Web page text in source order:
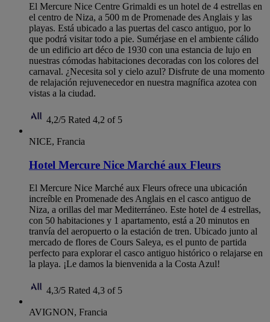
El Mercure Nice Centre Grimaldi es un hotel de 4 estrellas en
el centro de Niza, a 500 m de Promenade des Anglais y las
playas. Está ubicado a las puertas del casco antiguo, por lo
que podrá visitar todo a pie. Sumérjase en el ambiente cálido
de un edificio art déco de 1930 con una estancia de lujo en
nuestras cómodas habitaciones decoradas con los colores del
carnaval. ¿Necesita sol y cielo azul? Disfrute de una momento
de relajación rejuvenecedor en nuestra magnífica azotea con
vistas a la ciudad.
4,2/5 Rated 4,2 of 5
NICE, Francia
Hotel Mercure Nice Marché aux Fleurs
El Mercure Nice Marché aux Fleurs ofrece una ubicación
increíble en Promenade des Anglais en el casco antiguo de
Niza, a orillas del mar Mediterráneo. Este hotel de 4 estrellas,
con 50 habitaciones y 1 apartamento, está a 20 minutos en
tranvía del aeropuerto o la estación de tren. Ubicado junto al
mercado de flores de Cours Saleya, es el punto de partida
perfecto para explorar el casco antiguo histórico o relajarse en
la playa. ¡Le damos la bienvenida a la Costa Azul!
4,3/5 Rated 4,3 of 5
AVIGNON, Francia